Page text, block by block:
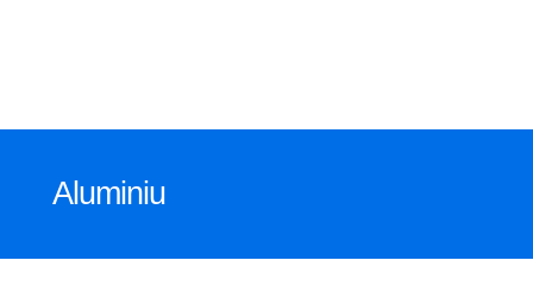
Aluminiu